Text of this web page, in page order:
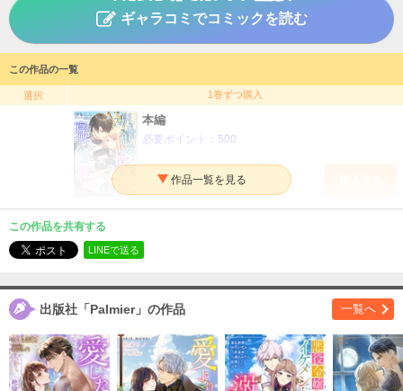
引っ込み思案な捨てられ令嬢は寡黙な公爵に溺愛される
作者 沙布らぶ／高辻有
ジャンル
掲載誌
Palmier
ギャラコミでコミックを読む
この作品の一覧
選択 1巻ずつ購入
本編
必要ポイント： 500
この作品を共有する
LINEで送る
出版社「Palmier」の作品 一覧へ